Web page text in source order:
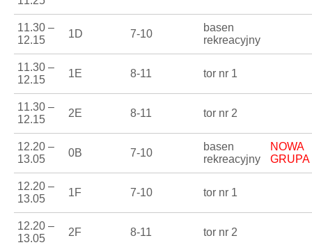
11.30 –
12.15
1D 7-10
basen
rekreacyjny
11.30 –
12.15
1E 8-11 tor nr 1
11.30 –
12.15
2E 8-11 tor nr 2
12.20 –
13.05
0B 7-10
basen
rekreacyjny
NOWA
GRUPA
12.20 –
13.05
1F 7-10 tor nr 1
12.20 –
13.05
2F 8-11 tor nr 2